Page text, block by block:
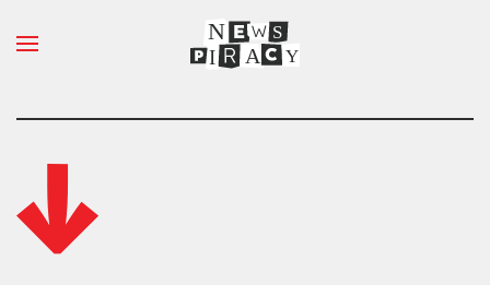
Pāriet uz galveno saturu
N S
I A Y